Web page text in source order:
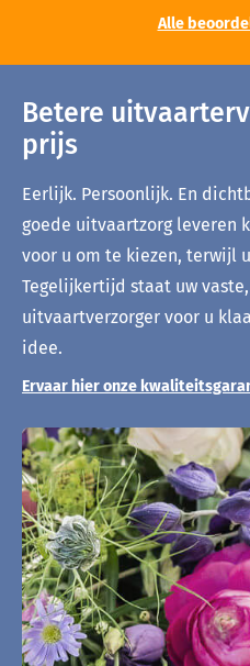
Alle
Betere
prijs
Eerlijk. Persoonlijk. En
goede uitvaartzorg leveren
voor u om te kiezen, terwijl
Tegelijkertijd staat uw
uitvaartverzorger voor u
idee.
Ervaar hier onze